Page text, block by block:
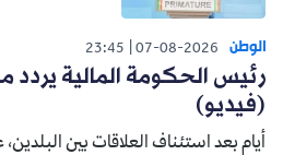
الوطن 07-08-2026
23:45
رئيس الحكومة المالية
(فيديو)
أيام بعد استئناف العلاقات بين